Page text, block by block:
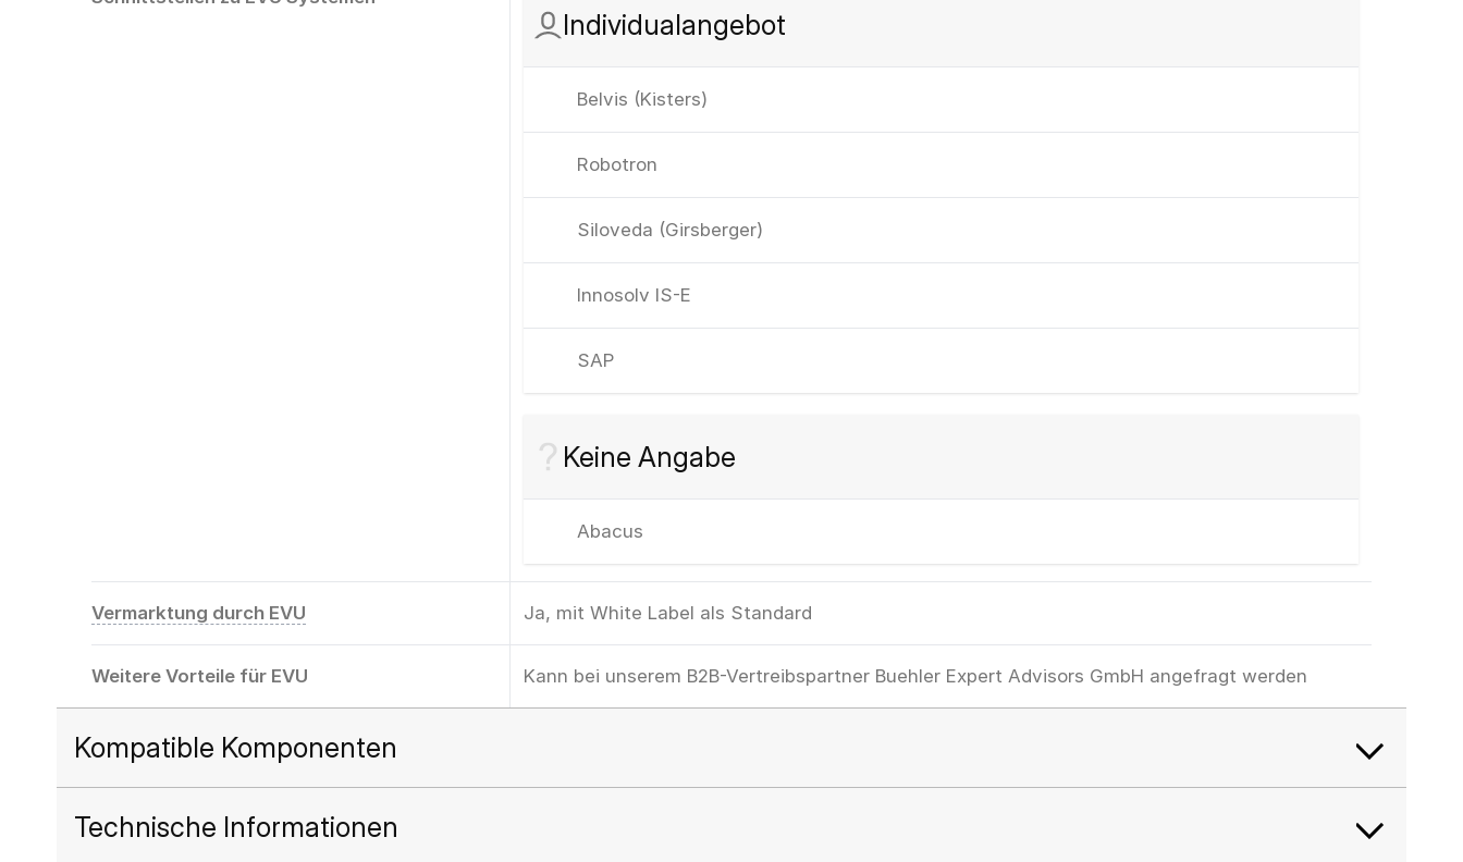
Individualangebot
Belvis (Kisters)
Robotron
Siloveda (Girsberger)
Innosolv IS-E
SAP
Keine Angabe
Abacus
Vermarktung durch EVU Ja, mit White Label als Standard
Weitere Vorteile für EVU Kann bei unserem B2B-Vertreibspartner Buehler Expert Advisors GmbH angefragt werden
Kompatible Komponenten
Technische Informationen